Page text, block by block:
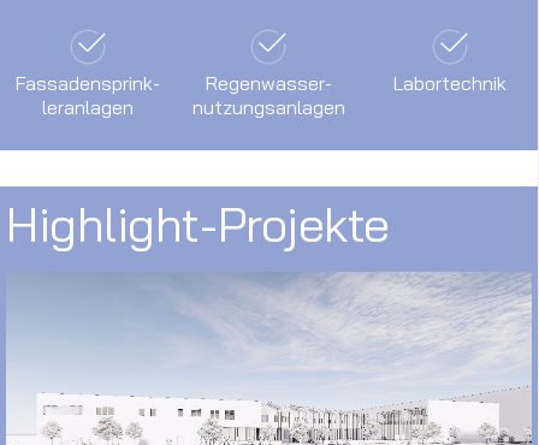
Fas­saden­sprink­
ler­an­lagen
Regen­wasser­
nutzungs­an­lagen
Labor­technik
Highlight-Projekte